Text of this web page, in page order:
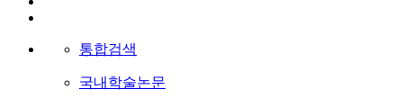
통합검색
국내학술논문